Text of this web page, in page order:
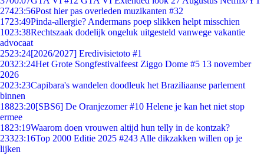
27423:56Post hier pas overleden muzikanten #32
1723:49Pinda-allergie? Andermans poep slikken helpt misschien
1023:38Rechtszaak dodelijk ongeluk uitgesteld vanwege vakantie
advocaat
2523:24[2026/2027] Eredivisietoto #1
20323:24Het Grote Songfestivalfeest Ziggo Dome #5 13 november
2026
2023:23Capibara's wandelen doodleuk het Braziliaanse parlement
binnen
18823:20[SBS6] De Oranjezomer #10 Helene je kan het niet stop
ermee
1823:19Waarom doen vrouwen altijd hun telly in de kontzak?
23323:16Top 2000 Editie 2025 #243 Alle dikzakken willen op je
lijken